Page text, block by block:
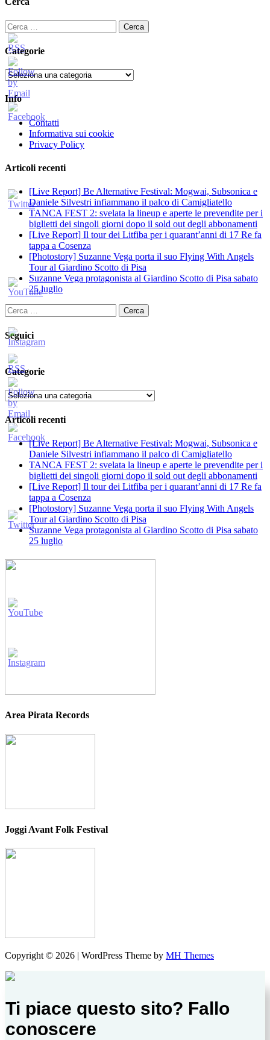
Ricerca
per:
Categorie
Categorie
Info
Contatti
Informativa sui cookie
Privacy Policy
Articoli recenti
[Live Report] Be Alternative Festival: Mogwai, Subsonica e
Daniele Silvestri infiammano il palco di Camigliatello
TANCA FEST 2: svelata la lineup e aperte le prevendite per i
biglietti dei singoli giorni dopo il sold out degli abbonamenti
[Live Report] Il tour dei Litfiba per i quarant’anni di 17 Re fa
tappa a Cosenza
[Photostory] Suzanne Vega porta il suo Flying With Angels
Tour al Giardino Scotto di Pisa
Suzanne Vega protagonista al Giardino Scotto di Pisa sabato
25 luglio
Ricerca
per:
Seguici
Categorie
Categorie
Articoli recenti
[Live Report] Be Alternative Festival: Mogwai, Subsonica e
Daniele Silvestri infiammano il palco di Camigliatello
TANCA FEST 2: svelata la lineup e aperte le prevendite per i
biglietti dei singoli giorni dopo il sold out degli abbonamenti
[Live Report] Il tour dei Litfiba per i quarant’anni di 17 Re fa
tappa a Cosenza
[Photostory] Suzanne Vega porta il suo Flying With Angels
Tour al Giardino Scotto di Pisa
Suzanne Vega protagonista al Giardino Scotto di Pisa sabato
25 luglio
Area Pirata Records
Joggi Avant Folk Festival
Copyright © 2026 | WordPress Theme by MH Themes
Ti piace questo sito? Fallo
conoscere